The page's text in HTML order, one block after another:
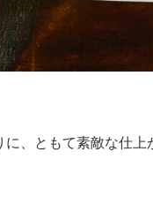
、ともて素敵な仕上